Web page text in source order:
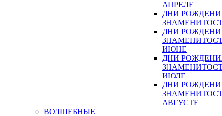
АПРЕЛЕ
ДНИ
ДНИ
ИЮНЕ
ДНИ
ИЮЛЕ
ДНИ
АВГУСТЕ
ВОЛШЕБНЫЕ